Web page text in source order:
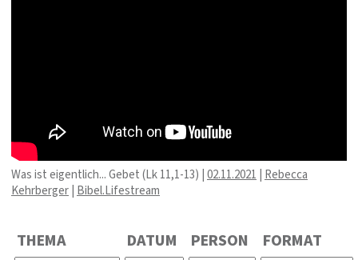
Was ist eigentlich... Gebet (Lk 11,1-13) |02.11.2021 | Rebecca
Kehrberger| Bibel.Lifestream
THEMA DATUM PERSON FORMAT